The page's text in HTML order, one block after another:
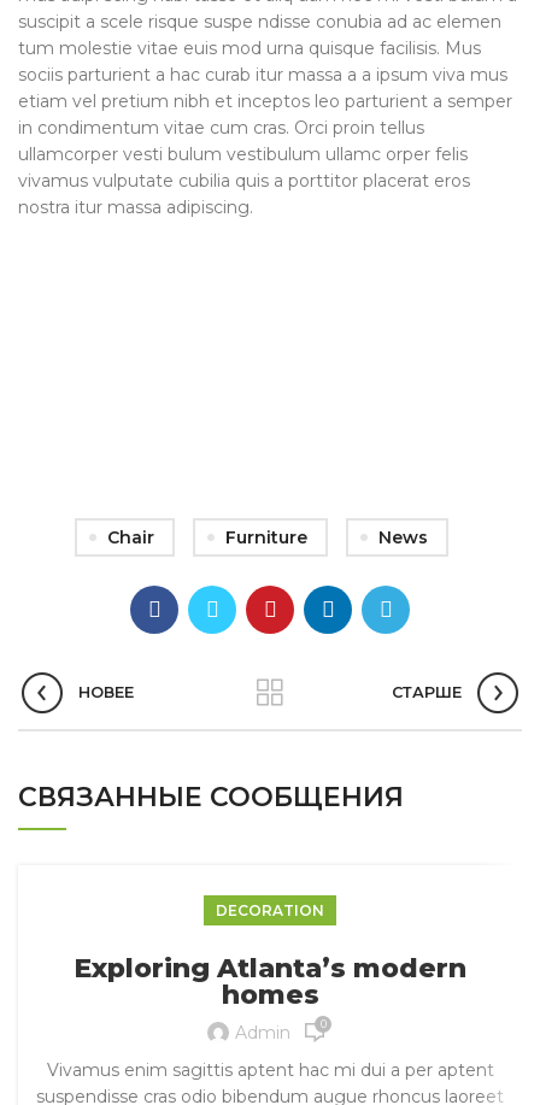
suscipit a scele risque suspe ndisse conubia ad ac elemen
tum molestie vitae euis mod urna quisque facilisis. Mus
sociis parturient a hac curab itur massa a a ipsum viva mus
etiam vel pretium nibh et inceptos leo parturient a semper
in condimentum vitae cum cras. Orci proin tellus
ullamcorper vesti bulum vestibulum ullamc orper felis
vivamus vulputate cubilia quis a porttitor placerat eros
nostra itur massa adipiscing.
Chair Furniture News
НОВЕЕ СТАРШЕ
СВЯЗАННЫЕ СООБЩЕНИЯ
DECORATION
Exploring Atlanta’s modern
homes
Admin 0
Vivamus enim sagittis aptent hac mi dui a per aptent
suspendisse cras odio bibendum augue rhoncus laoreet